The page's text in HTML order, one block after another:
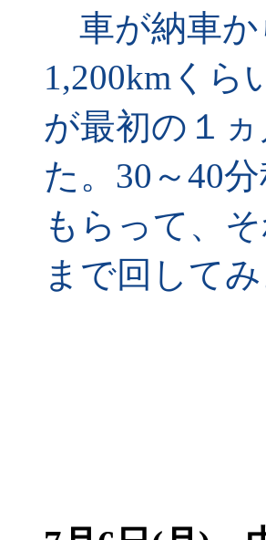
車が納車か
1,200kmく
が最初の１
た。30～40
もらって、
まで回して